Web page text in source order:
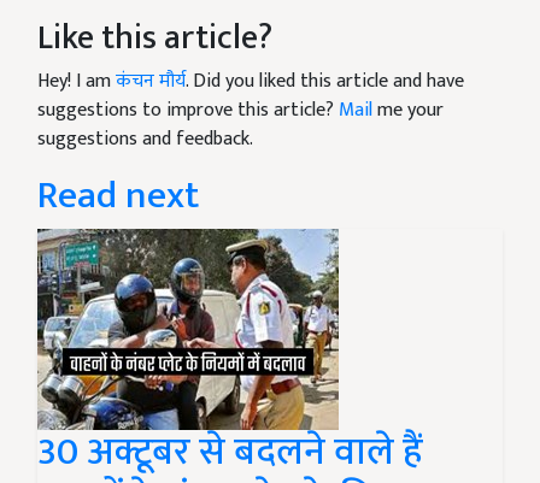
Like this article?
Hey! I amकंचन मौर्य. Did you liked this article and have
suggestions to improve this article? Mailme your
suggestions and feedback.
Read next
30 अक्टूबर से बदलने वाले हैं